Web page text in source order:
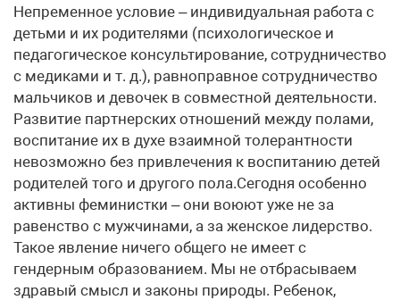
Непременное условие – индивидуальная работа с
детьми и их родителями (психологическое и
педагогическое консультирование, сотрудничество
с медиками и т. д.), равноправное сотрудничество
мальчиков и девочек в совместной деятельности.
Развитие партнерских отношений между полами,
воспитание их в духе взаимной толерантности
невозможно без привлечения к воспитанию детей
родителей того и другого пола.Сегодня особенно
активны феминистки – они воюют уже не за
равенство с мужчинами, а за женское лидерство.
Такое явление ничего общего не имеет с
гендерным образованием. Мы не отбрасываем
здравый смысл и законы природы. Ребенок,